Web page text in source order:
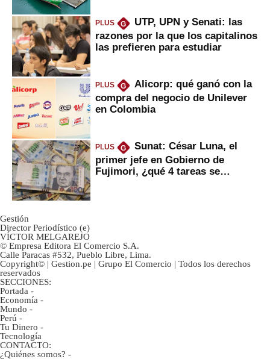
PLUS G
UTP, UPN y Senati: las
razones por la que los capitalinos
las prefieren para estudiar
PLUS G
Alicorp: qué ganó con la
compra del negocio de Unilever
en Colombia
PLUS G
Sunat: César Luna, el
primer jefe en Gobierno de
Fujimori, ¿qué 4 tareas se
Gestión
Director Periodístico (e)
VÍCTOR MELGAREJO
© Empresa Editora El Comercio S.A.
Calle Paracas #532, Pueblo Libre, Lima.
Copyright© | Gestion.pe | Grupo El Comercio | Todos los derechos
reservados
SECCIONES:
Portada -
Economía -
Mundo -
Perú -
Tu Dinero -
Tecnología
CONTACTO:
¿Quiénes somos? -